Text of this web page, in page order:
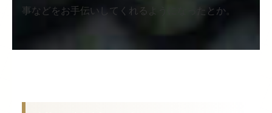
事などをお手伝いしてくれるようになったとか。